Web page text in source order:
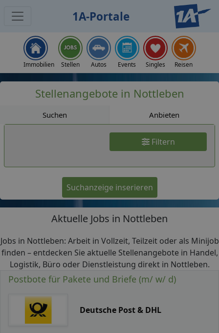
1A-Portale
Immobilien Stellen Autos Events Singles Reisen
Stellenangebote in Nottleben
Suchen Anbieten
Filtern
Suchanzeige inserieren
Aktuelle Jobs in Nottleben
Jobs in Nottleben: Arbeit in Vollzeit, Teilzeit oder als Minijob
finden – entdecken Sie aktuelle Stellenangebote in Handel,
Logistik, Büro oder Dienstleistung direkt in Nottleben.
Postbote für Pakete und Briefe (m/ w/ d)
Deutsche Post & DHL